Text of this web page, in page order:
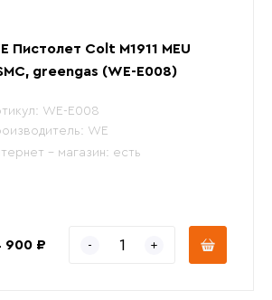
Пистолет Colt M1911 MEU
greengas (WE-E008)
WE-E008
WE
- магазин: есть
900 ₽